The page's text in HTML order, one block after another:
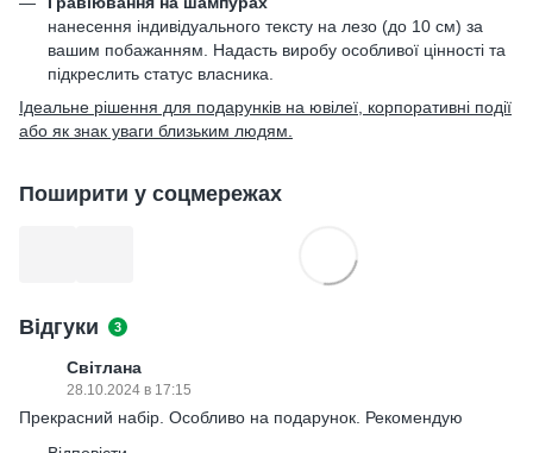
нанесення індивідуального тексту на лезо (до 10 см) за
вашим побажанням. Надасть виробу особливої цінності та
підкреслить статус власника.
Ідеальне рішення для подарунків на ювілеї, корпоративні події
або як знак уваги близьким людям.
Поширити у соцмережах
Відгуки 3
Світлана
28.10.2024 в 17:15
Прекрасний набір. Особливо на подарунок. Рекомендую